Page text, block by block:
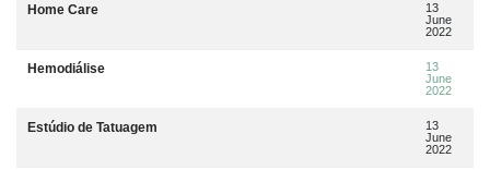
Home Care
13
June
2022
Hemodiálise
13
June
2022
Estúdio de Tatuagem
13
June
2022